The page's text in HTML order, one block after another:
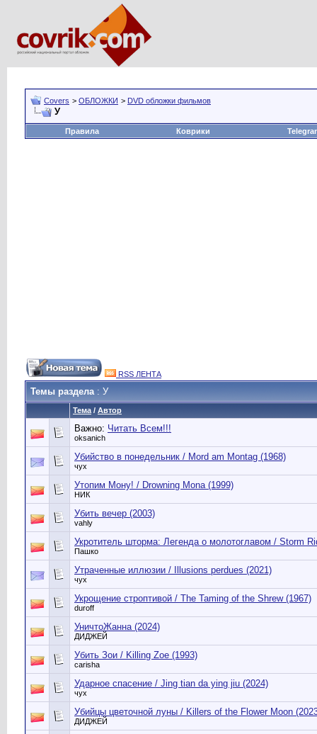
Covers > ОБЛОЖКИ > DVD обложки фильмов
У
Правила Коврики
RSS ЛЕНТА
Темы раздела: У
Тема / Автор
Важно: Читать Всем!!!
oksanich
Убийство в понедельник / Mord am Montag (1968)
чух
Утопим Мону! / Drowning Mona (1999)
НИК
Убить вечер (2003)
vahly
Укротитель шторма: Легенда о молотоглавом / Storm
Пашко
Утраченные иллюзии / Illusions perdues (2021)
чух
Укрощение строптивой / The Taming of the Shrew (1967)
duroff
УничтоЖанна (2024)
ДИДЖЕЙ
Убить Зои / Killing Zoe (1993)
carisha
Ударное спасение / Jing tian da ying jiu (2024)
чух
Убийцы цветочной луны / Killers of the Flower Moon
ДИДЖЕЙ